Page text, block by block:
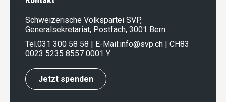
Schweizerische Volkspartei SVP,
Generalsekretariat, Postfach, 3001 Bern
Tel.031 300 58 58 | E-Mail:info@svp.ch | CH83
0023 5235 8557 0001 Y
Jetzt spenden